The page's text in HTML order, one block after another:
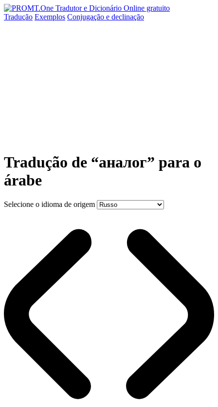
Tradução Exemplos Conjugação e declinação
Tradução de “аналог” para o
árabe
Selecione o idioma de origem